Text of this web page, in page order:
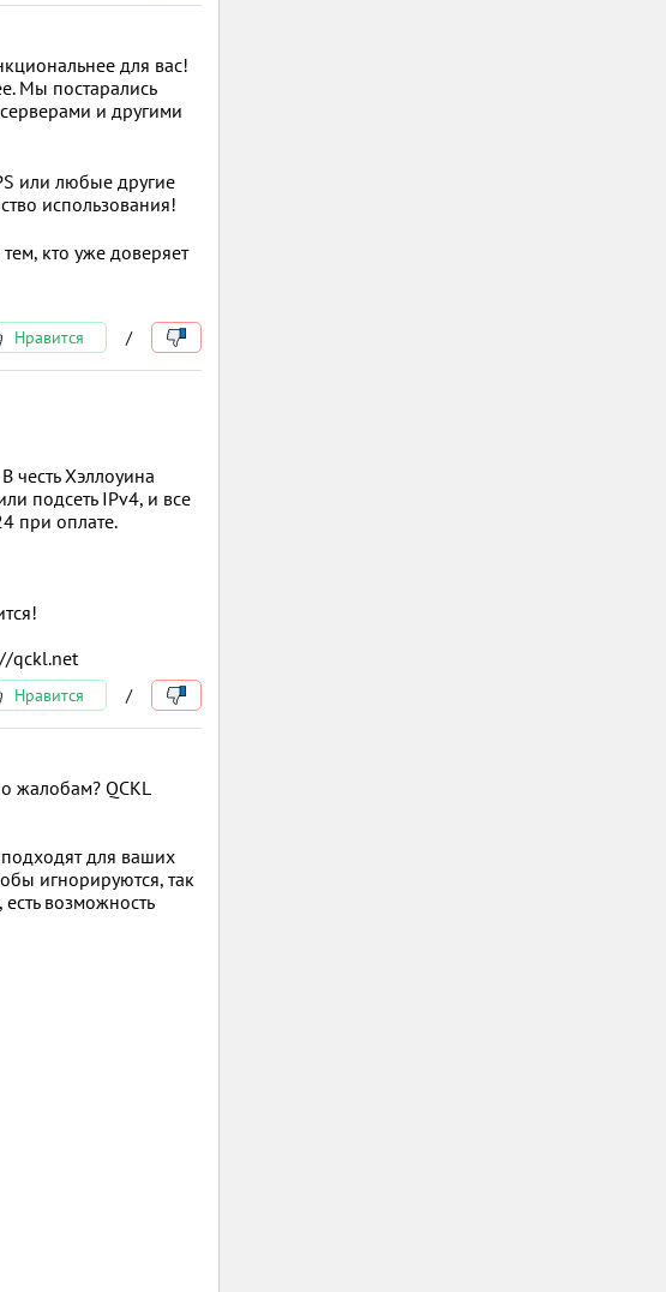
для вас!
Мы постарались
и другими
или любые другие
использования!
кто уже доверяет
Нравится /
честь Хэллоуина
подсеть IPv4, и все
при оплате.
qckl.net
Нравится /
жалобам? QCKL
для ваших
игнорируются, так
возможность